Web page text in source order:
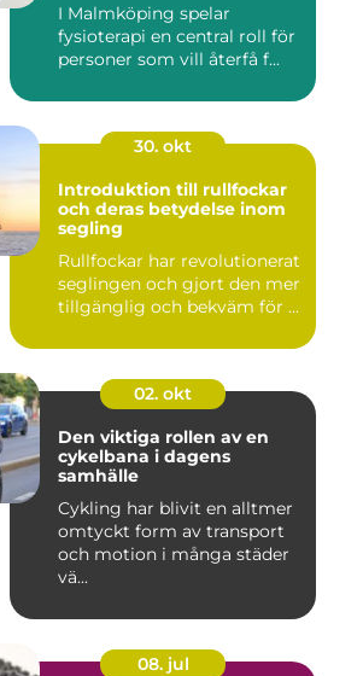
I Malmköping spelar
fysioterapi en central roll för
personer som vill återfå f...
30. okt
Introduktion till rullfockar
och deras betydelse inom
segling
Rullfockar har revolutionerat
seglingen och gjort den mer
tillgänglig och bekväm för ...
02. okt
Den viktiga rollen av en
cykelbana i dagens
samhälle
Cykling har blivit en alltmer
omtyckt form av transport
och motion i många städer
vä...
08. jul